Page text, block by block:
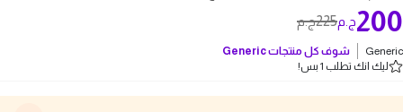
225ج.م 200ج.م
Generic شوف كل منتجاتGeneric
ليك انك تطلب 1 بس!